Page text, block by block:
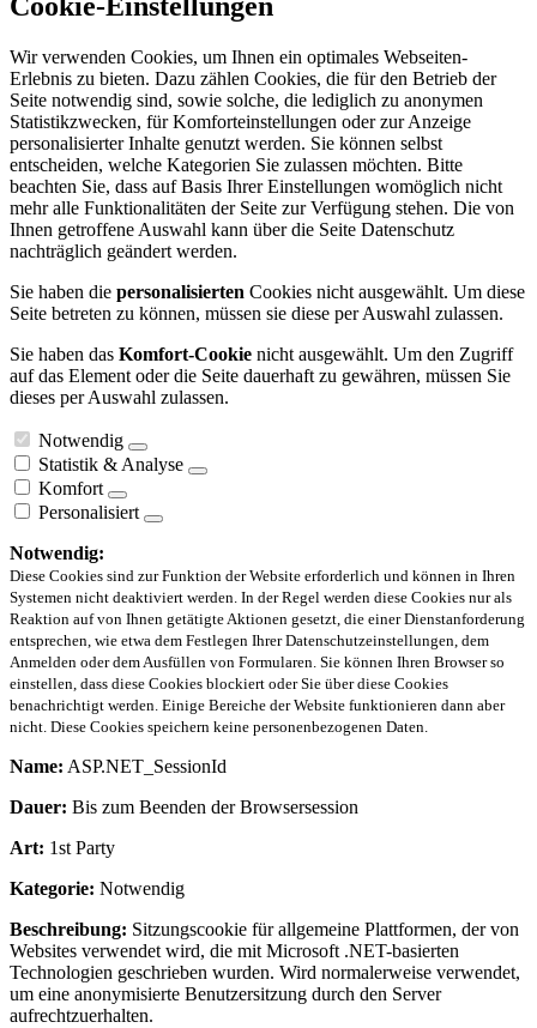
Wir verwenden Cookies, um Ihnen ein optimales Webseiten-
Erlebnis zu bieten. Dazu zählen Cookies, die für den Betrieb der
Seite notwendig sind, sowie solche, die lediglich zu anonymen
Statistikzwecken, für Komforteinstellungen oder zur Anzeige
personalisierter Inhalte genutzt werden. Sie können selbst
entscheiden, welche Kategorien Sie zulassen möchten. Bitte
beachten Sie, dass auf Basis Ihrer Einstellungen womöglich nicht
mehr alle Funktionalitäten der Seite zur Verfügung stehen. Die von
Ihnen getroffene Auswahl kann über die Seite Datenschutz
nachträglich geändert werden.
Sie haben die personalisierten Cookies nicht ausgewählt. Um diese
Seite betreten zu können, müssen sie diese per Auswahl zulassen.
Sie haben das Komfort-Cookie nicht ausgewählt. Um den Zugriff
auf das Element oder die Seite dauerhaft zu gewähren, müssen Sie
dieses per Auswahl zulassen.
Notwendig
Statistik & Analyse
Komfort
Personalisiert
Notwendig:
Diese Cookies sind zur Funktion der Website erforderlich und können in Ihren
Systemen nicht deaktiviert werden. In der Regel werden diese Cookies nur als
Reaktion auf von Ihnen getätigte Aktionen gesetzt, die einer Dienstanforderung
entsprechen, wie etwa dem Festlegen Ihrer Datenschutzeinstellungen, dem
Anmelden oder dem Ausfüllen von Formularen. Sie können Ihren Browser so
einstellen, dass diese Cookies blockiert oder Sie über diese Cookies
benachrichtigt werden. Einige Bereiche der Website funktionieren dann aber
nicht. Diese Cookies speichern keine personenbezogenen Daten.
Name: ASP.NET_SessionId
Dauer: Bis zum Beenden der Browsersession
Art: 1st Party
Kategorie: Notwendig
Beschreibung: Sitzungscookie für allgemeine Plattformen, der von
Websites verwendet wird, die mit Microsoft .NET-basierten
Technologien geschrieben wurden. Wird normalerweise verwendet,
um eine anonymisierte Benutzersitzung durch den Server
aufrechtzuerhalten.